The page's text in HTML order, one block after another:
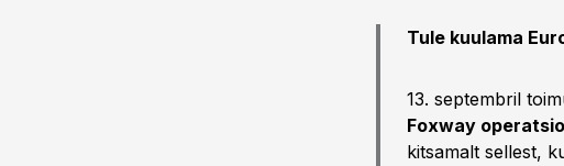
Tule kuulama
13. septembril
Foxway
kitsamalt sellest,